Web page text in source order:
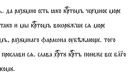
да разꙋмно есть ꙗко кртомъ чермное море
и мы кртомъ воѡрꙋжше сѧ море
разꙋмнаго фараѡна ѹбѣжаюе. того
сѧ. слава хртꙋ кртъ понеже все блго